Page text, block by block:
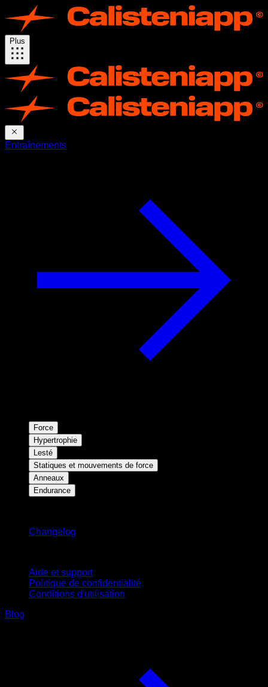
Plus
Entraînements
Force
Hypertrophie
Lesté
Statiques et mouvements de force
Anneaux
Endurance
Changelog
Aide et support
Politique de confidentialité
Conditions d'utilisation
Blog